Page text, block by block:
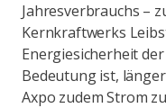
Jahresverbrauchs –
Kernkraftwerks
Energiesicherheit
Bedeutung ist,
Axpo zudem Strom